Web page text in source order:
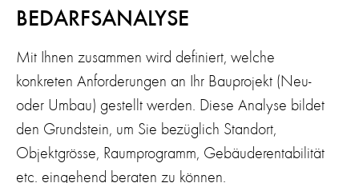
BEDARFSANALYSE
Mit Ihnen zusammen wird definiert, welche
konkreten Anforderungen an Ihr Bauprojekt (Neu-
oder Umbau) gestellt werden. Diese Analyse bildet
den Grundstein, um Sie bezüglich Standort,
Objektgrösse, Raumprogramm, Gebäuderentabilität
etc. eingehend beraten zu können.